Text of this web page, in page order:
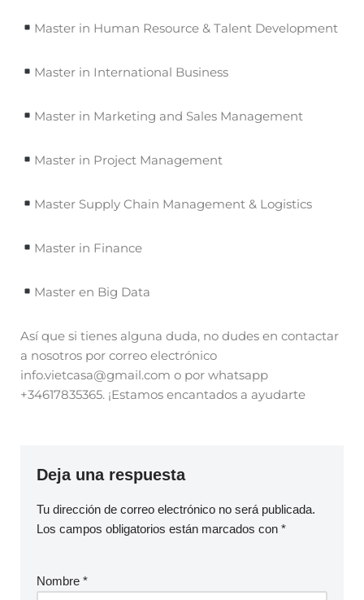
Master in Human Resource & Talent Development
Master in International Business
Master in Marketing and Sales Management
Master in Project Management
Master Supply Chain Management & Logistics
Master in Finance
Master en Big Data
Así que si tienes alguna duda, no dudes en contactar
a nosotros por correo electrónico
info.vietcasa@gmail.com o por whatsapp
+34617835365. ¡Estamos encantados a ayudarte
Deja una respuesta
Tu dirección de correo electrónico no será publicada.
Los campos obligatorios están marcados con *
Nombre *